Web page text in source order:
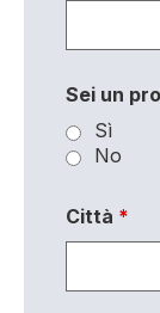
Sei un
Sì
No
Città *